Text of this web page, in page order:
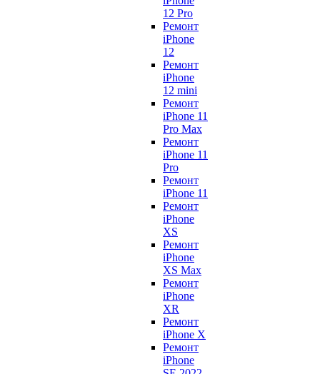
12 Pro
Ремонт
iPhone
12
Ремонт
iPhone
12 mini
Ремонт
iPhone 11
Pro Max
Ремонт
iPhone 11
Pro
Ремонт
iPhone 11
Ремонт
iPhone
XS
Ремонт
iPhone
XS Max
Ремонт
iPhone
XR
Ремонт
iPhone X
Ремонт
iPhone